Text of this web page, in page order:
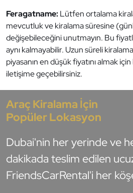
Feragatname:Lütfen ortalama
mevcutluk ve kiralama süresine
değişebileceğini unutmayın. Bu
aynı kalmayabilir. Uzun süreli
piyasanın en düşük fiyatını almak
iletişime geçebilirsiniz.
Araç Kiralama İçin
Popüler Lokasyon
Dubai'nin her yerinde ve
dakikada teslim edilen
FriendsCarRental'i her